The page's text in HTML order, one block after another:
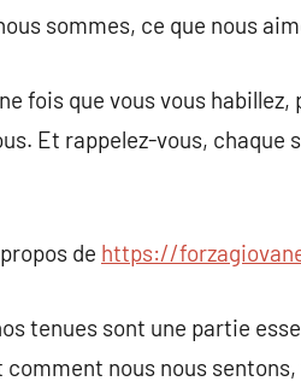
sommes, ce que nous
fois que vous vous
Et rappelez-vous, chaque
de https://
tenues sont une partie
comment nous nous